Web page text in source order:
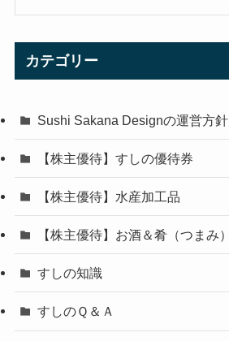
カテゴリー
Sushi Sakana Designの運営方針
【株主優待】すしの優待券
【株主優待】水産加工品
【株主優待】お酒＆肴（つまみ）
すしの知識
すしのＱ＆Ａ